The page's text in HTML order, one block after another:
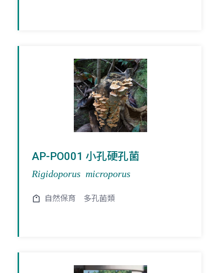
AP-PO001 小孔硬孔菌
Rigidoporus microporus
自然保育 多孔菌類